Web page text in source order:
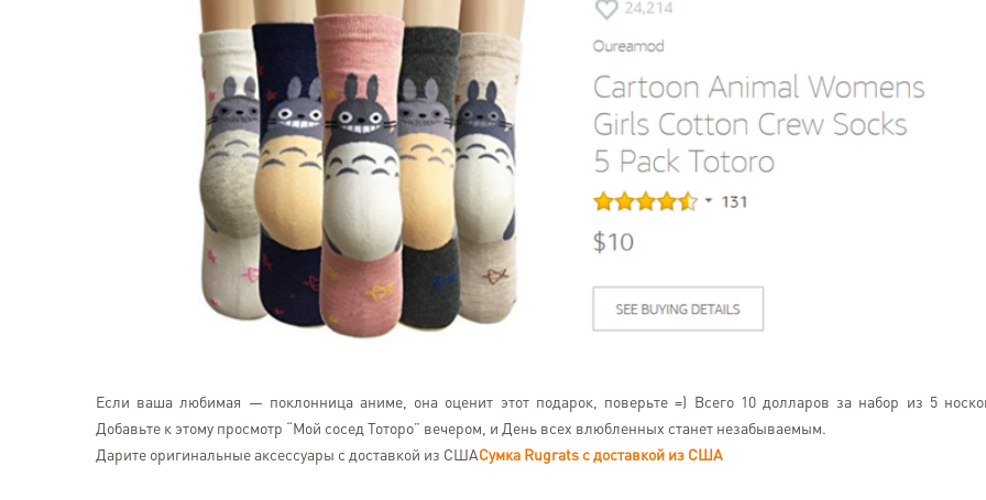
Если ваша любимая — поклонница аниме, она оценит этот подарок, поверьте =) Всего 10 долларов за набор из 5
Добавьте к этому просмотр “Мой сосед Тоторо” вечером, и День всех влюбленных станет незабываемым.
Дарите оригинальные аксессуары с доставкой из СШАСумка Rugrats с доставкой из США